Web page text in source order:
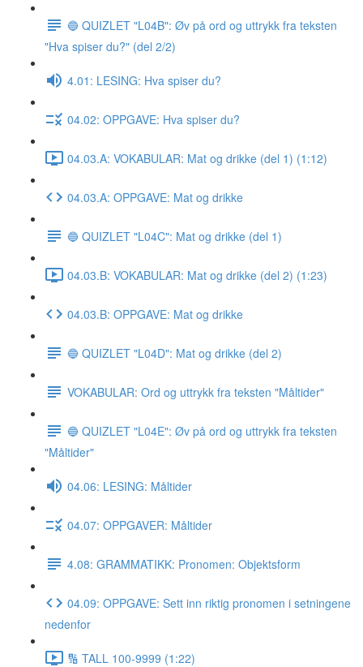
🔵 QUIZLET "L04B": Øv på ord og uttrykk fra teksten
"Hva spiser du?" (del 2/2)
4.01: LESING: Hva spiser du?
04.02: OPPGAVE: Hva spiser du?
04.03.A: VOKABULAR: Mat og drikke (del 1) (1:12)
04.03.A: OPPGAVE: Mat og drikke
🔵 QUIZLET "L04C": Mat og drikke (del 1)
04.03.B: VOKABULAR: Mat og drikke (del 2) (1:23)
04.03.B: OPPGAVE: Mat og drikke
🔵 QUIZLET "L04D": Mat og drikke (del 2)
VOKABULAR: Ord og uttrykk fra teksten "Måltider"
🔵 QUIZLET "L04E": Øv på ord og uttrykk fra teksten
"Måltider"
04.06: LESING: Måltider
04.07: OPPGAVER: Måltider
4.08: GRAMMATIKK: Pronomen: Objektsform
04.09: OPPGAVE: Sett inn riktig pronomen i setningene
nedenfor
🔢 TALL 100-9999 (1:22)